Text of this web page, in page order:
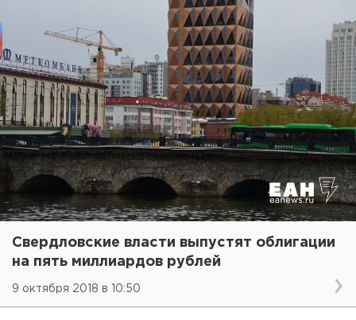
Свердловские власти выпустят облигации
на пять миллиардов рублей
9 октября 2018 в 10:50